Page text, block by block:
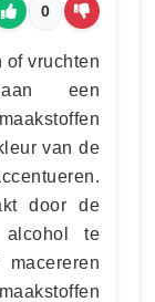
0
of vruchten
een
van de
door de
te